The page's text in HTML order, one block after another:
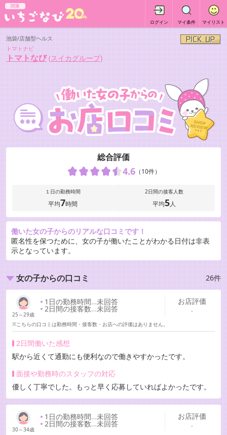
関東
ログイン マイ条件 マイリスト
池袋/店舗型ヘルス
トマトナビ
トマトなび (スイカグループ)
総合評価
4.6（10件）
１日の勤務時間
平均7時間
2日間の接客人数
平均5人
働いた女の子からのリアルな口コミです！
匿名性を保つために、女の子が働いたことがわかる日付は非表
示となっています。
女の子からの口コミ 26件
25～29歳
1日の勤務時間…未回答
2日間の接客数…未回答
お店評価
-
※こちらの口コミは勤務時間・接客数・お店への評価はありません。
2日間働いた感想
駅から近くて通勤にも便利なので働きやすかったです。
面接や勤務時のスタッフの対応
優しく丁寧でした。もっと早く応募していればよかったです。
30～34歳
1日の勤務時間…未回答
2日間の接客数…未回答
お店評価
-